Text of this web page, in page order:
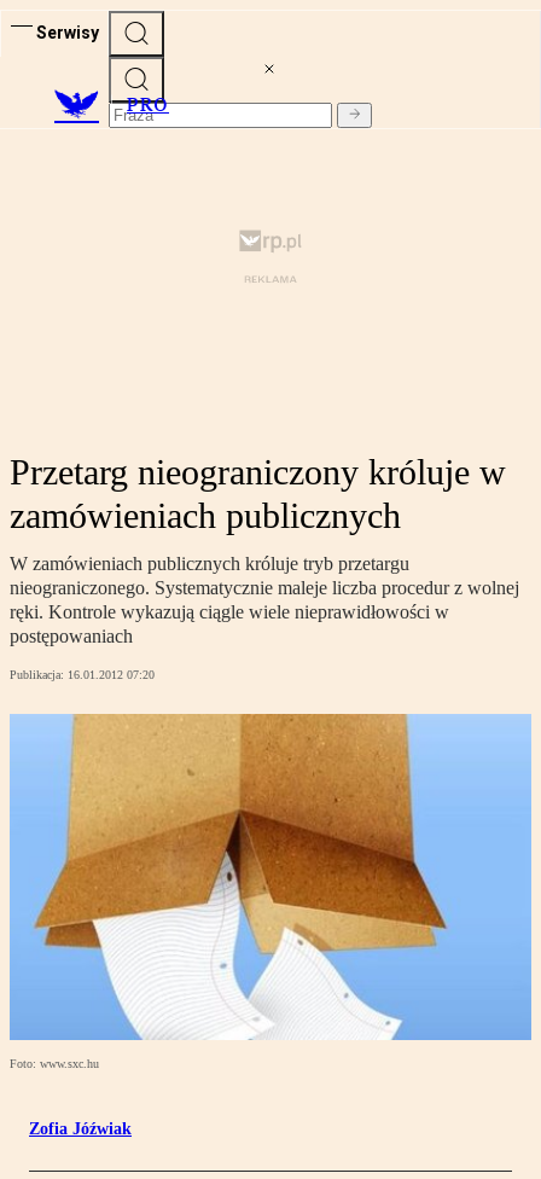
Serwisy
PRO
Przetarg nieograniczony króluje w
zamówieniach publicznych
W zamówieniach publicznych króluje tryb przetargu
nieograniczonego. Systematycznie maleje liczba procedur z wolnej
ręki. Kontrole wykazują ciągle wiele nieprawidłowości w
postępowaniach
Publikacja: 16.01.2012 07:20
Foto: www.sxc.hu
Zofia Jóźwiak